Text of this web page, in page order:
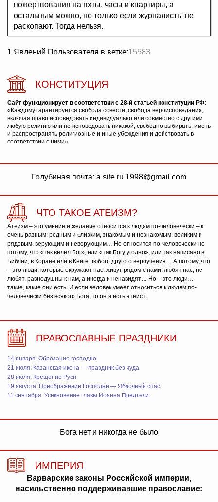
пожертвования на яхты, часы и квартиры, а
остальным можно, но только если журналисты не
раскопают. Тогда нельзя.
1 Явлений Пользователя в ветке:15583
КОНСТИТУЦИЯ
Сайт функционирует в соответствии с 28-й статьей конституции РФ:
«Каждому гарантируется свобода совести, свобода вероисповедания,
включая право исповедовать индивидуально или совместно с другими
любую религию или не исповедовать никакой, свободно выбирать, иметь
и распространять религиозные и иные убеждения и действовать в
соответствии с ними».
Голубиная почта: a.site.ru.1998@gmail.com
ЧТО ТАКОЕ АТЕИЗМ?
Атеизм – это умение и желание относится к людям по-человечески – к
очень разным: родным и близким, знакомым и незнакомым, великим и
рядовым, верующим и неверующим… Но относится по-человечески не
потому, что «так велел Бог», или «так Богу угодно», или так написано в
Библии, в Коране или в Книге любого другого вероучения… А потому, что
– это люди, которые окружают нас, живут рядом с нами, любят нас, не
любят, равнодушны к нам, а иногда и ненавидят… Но – это люди…
такие, какие они есть. И если человек умеет относиться к людям по-
человечески без всякого Бога, то он и есть атеист.
ПРАВОСЛАВНЫЕ ПРАЗДНИКИ
14 января: Обрезание господне
21 июля: Казанская икона — праздник без чуда
28 июля: Крещение Руси
19 августа: Преображение Господне — Яблочный спас
11 сентября: Усекновение главы Иоанна Предтечи
Бога нет и никогда не было
ИМПЕРИЯ
Варварские законы Российской империи,
насильственно поддерживавшие православие: